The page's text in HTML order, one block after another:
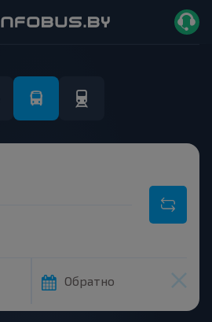
Обратно